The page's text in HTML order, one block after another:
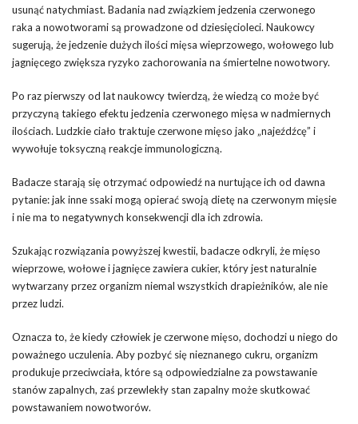
usunąć natychmiast. Badania nad związkiem jedzenia czerwonego
raka a nowotworami są prowadzone od dziesięcioleci. Naukowcy
sugerują, że jedzenie dużych ilości mięsa wieprzowego, wołowego lub
jagnięcego zwiększa ryzyko zachorowania na śmiertelne nowotwory.
Po raz pierwszy od lat naukowcy twierdzą, że wiedzą co może być
przyczyną takiego efektu jedzenia czerwonego mięsa w nadmiernych
ilościach. Ludzkie ciało traktuje czerwone mięso jako „najeźdźcę” i
wywołuje toksyczną reakcje immunologiczną.
Badacze starają się otrzymać odpowiedź na nurtujące ich od dawna
pytanie: jak inne ssaki mogą opierać swoją dietę na czerwonym mięsie
i nie ma to negatywnych konsekwencji dla ich zdrowia.
Szukając rozwiązania powyższej kwestii, badacze odkryli, że mięso
wieprzowe, wołowe i jagnięce zawiera cukier, który jest naturalnie
wytwarzany przez organizm niemal wszystkich drapieżników, ale nie
przez ludzi.
Oznacza to, że kiedy człowiek je czerwone mięso, dochodzi u niego do
poważnego uczulenia. Aby pozbyć się nieznanego cukru, organizm
produkuje przeciwciała, które są odpowiedzialne za powstawanie
stanów zapalnych, zaś przewlekły stan zapalny może skutkować
powstawaniem nowotworów.